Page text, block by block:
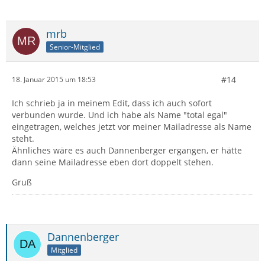
mrb
Senior-Mitglied
18. Januar 2015 um 18:53 #14
Ich schrieb ja in meinem Edit, dass ich auch sofort
verbunden wurde. Und ich habe als Name "total egal"
eingetragen, welches jetzt vor meiner Mailadresse als Name
steht.
Ähnliches wäre es auch Dannenberger ergangen, er hätte
dann seine Mailadresse eben dort doppelt stehen.
Gruß
Dannenberger
Mitglied